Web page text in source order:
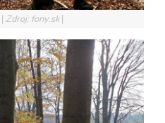
Zdroj: fony.sk